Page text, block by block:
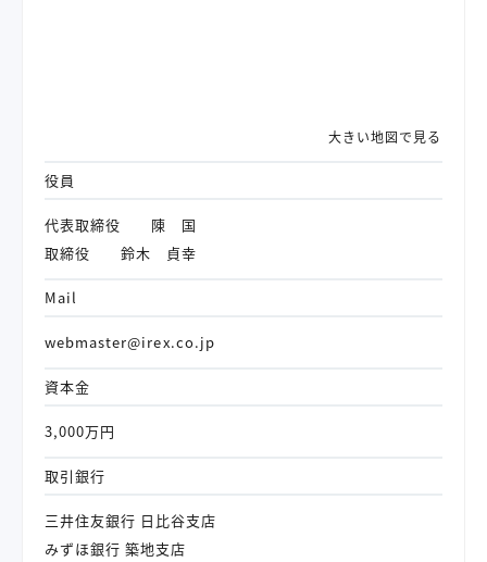
大きい地図で見る
役員
代表取締役 陳 国
取締役 鈴木 貞幸
Mail
webmaster@irex.co.jp
資本金
3,000万円
取引銀行
三井住友銀行 日比谷支店
みずほ銀行 築地支店